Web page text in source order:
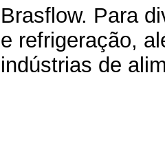
Brasflow. Para
e refrigeração,
indústrias de